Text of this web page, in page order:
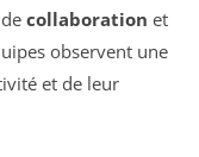
collaboration et
observent une
et de leur